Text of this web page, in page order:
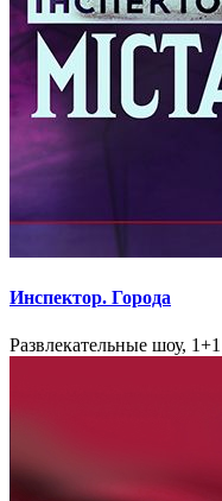
Инспектор. Города
Развлекательные шоу, 1+1